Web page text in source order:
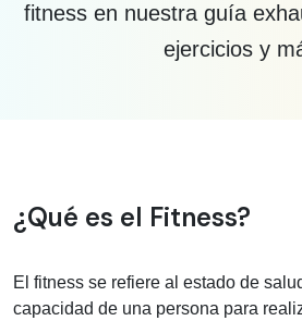
fitness en nuestra guía
ejercicios y
Información médica
¿Qué es el Fitness?
El fitness se refiere al estado de
capacidad de una persona para